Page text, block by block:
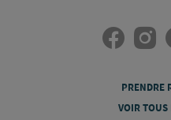
PRENDRE
VOIR TOUS